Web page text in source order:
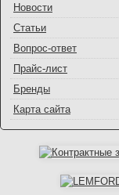
Новости
Статьи
Вопрос-ответ
Прайс-лист
Бренды
Карта сайта